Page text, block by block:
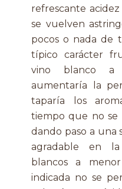
refrescante
se vuelven
pocos o nada de
típico carácter
vino blanco a
aumentaría la
taparía los
tiempo que no se
dando paso a una
agradable en
blancos a
indicada no se